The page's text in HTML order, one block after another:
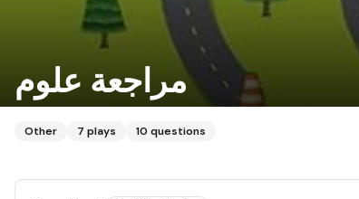
مراجعة علوم
Other 7 plays 10 questions